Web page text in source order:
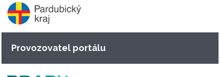
Provozovatel portálu